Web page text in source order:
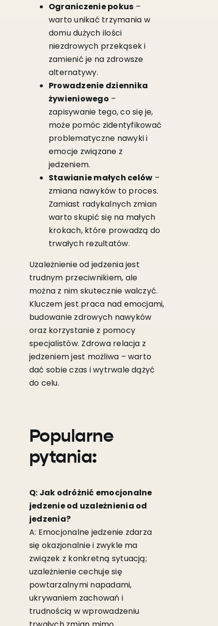
Ograniczenie pokus –
warto unikać trzymania w
domu dużych ilości
niezdrowych przekąsek i
zamienić je na zdrowsze
alternatywy.
Prowadzenie dziennika
żywieniowego –
zapisywanie tego, co się je,
może pomóc zidentyfikować
problematyczne nawyki i
emocje związane z
jedzeniem.
Stawianie małych celów –
zmiana nawyków to proces.
Zamiast radykalnych zmian
warto skupić się na małych
krokach, które prowadzą do
trwałych rezultatów.
Uzależnienie od jedzenia jest
trudnym przeciwnikiem, ale
można z nim skutecznie walczyć.
Kluczem jest praca nad emocjami,
budowanie zdrowych nawyków
oraz korzystanie z pomocy
specjalistów. Zdrowa relacja z
jedzeniem jest możliwa – warto
dać sobie czas i wytrwale dążyć
do celu.
Popularne
pytania:
Q: Jak odróżnić emocjonalne
jedzenie od uzależnienia od
jedzenia?
A: Emocjonalne jedzenie zdarza
się okazjonalnie i zwykle ma
związek z konkretną sytuacją;
uzależnienie cechuje się
powtarzalnymi napadami,
ukrywaniem zachowań i
trudnością w wprowadzeniu